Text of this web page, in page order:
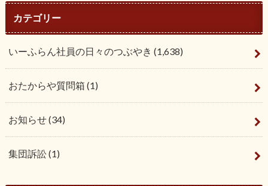
カテゴリー
いーふらん社員の日々のつぶやき (1,638)
おたからや質問箱 (1)
お知らせ(34)
集団訴訟(1)